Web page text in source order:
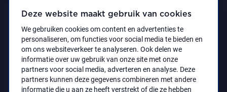
Deze website maakt gebruik van cookies
We gebruiken cookies om content en advertenties te
personaliseren, om functies voor social media te bieden en
om ons websiteverkeer te analyseren. Ook delen we
informatie over uw gebruik van onze site met onze
partners voor social media, adverteren en analyse. Deze
partners kunnen deze gegevens combineren met andere
informatie die u aan ze heeft verstrekt of die ze hebben
Privacyverklaring Toegankelijkheidsverklaring